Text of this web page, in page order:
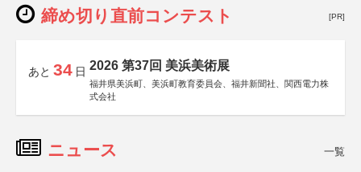
締め切り直前コンテスト [PR]
あと 34 日 2026 第37回 美浜美術展
福井県美浜町、美浜町教育委員会、福井新聞社、関西電力株
式会社
ニュース 一覧